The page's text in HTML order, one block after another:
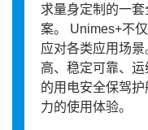
求量身定制的一
案。 Unimes+不
应对各类应用场
高、稳定可靠、
的用电安全保驾
力的使用体验。